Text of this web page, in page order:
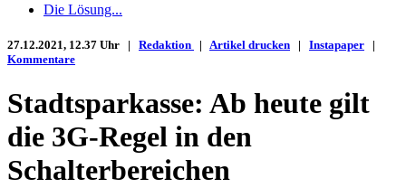
Die Lösung...
27.12.2021, 12.37 Uhr | Redaktion | Artikel drucken | Instapaper |
Kommentare
Stadtsparkasse: Ab heute gilt
die 3G-Regel in den
Schalterbereichen